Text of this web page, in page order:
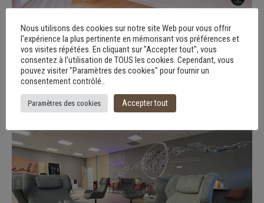
Frescoes, signage and window stickers in
fashion… Suspended Yogi
Signage Wall art Window sticker
Nous utilisons des cookies sur notre site Web pour vous offrir
l'expérience la plus pertinente en mémorisant vos préférences et
vos visites répétées. En cliquant sur "Accepter tout", vous
consentez à l'utilisation de TOUS les cookies. Cependant, vous
pouvez visiter "Paramètres des cookies" pour fournir un
consentement contrôlé..
Paramètres des cookies Accepter tout